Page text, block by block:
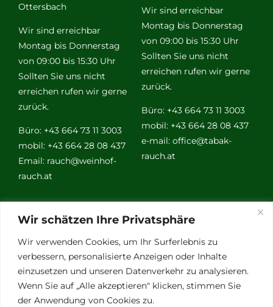
Wir schätzen Ihre Privatsphäre
Wir verwenden Cookies, um Ihr Surferlebnis zu
verbessern, personalisierte Anzeigen oder Inhalte
einzusetzen und unseren Datenverkehr zu analysieren.
Wenn Sie auf „Alle akzeptieren" klicken, stimmen Sie
der Anwendung von Cookies zu.
Ottersbach
Wir sind erreichbar
Montag bis Donnerstag
von 09:00 bis 15:30 Uhr
Sollten Sie uns nicht
erreichen rufen wir gerne
zurück.
Büro: +43 664 73 11 3003
mobil: +43 664 28 08 437
Email: rauch@weinhof-
rauch.at
Wir sind erreichbar
Montag bis Donnerstag
von 09:00 bis 15:30 Uhr
Sollten Sie uns nicht
erreichen rufen wir gerne
zurück.
Büro: +43 664 73 11 3003
mobil: +43 664 28 08 437
e-mail: office@tabak-
rauch.at
Weitere
Links
Vino Vitalis
Ottersbachtal
Partnerbetriebe